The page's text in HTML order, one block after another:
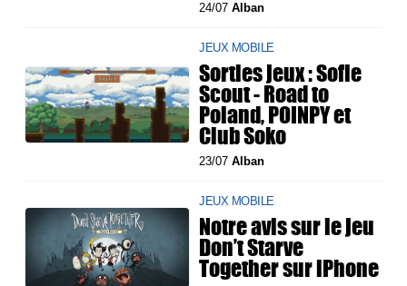
24/07Alban
JEUX MOBILE
Sorties jeux : Sofie
Scout - Road to
Poland, POINPY et
Club Soko
23/07Alban
JEUX MOBILE
Notre avis sur le jeu
Don’t Starve
Together sur iPhone